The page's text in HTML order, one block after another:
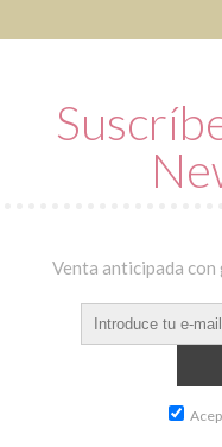
Venta anticipada con